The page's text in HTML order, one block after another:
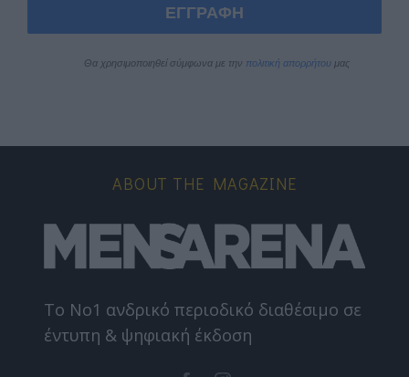
ΕΓΓΡΑΦΗ
Θα χρησιμοποιηθεί σύμφωνα με την πολιτική απορρήτου μας
ABOUT THE MAGAZINE
Το Nο1 ανδρικό περιοδικό διαθέσιμο σε
έντυπη & ψηφιακή έκδοση